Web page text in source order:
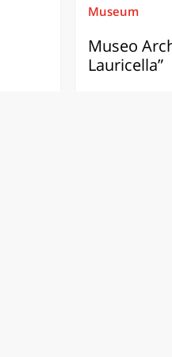
Museum
Museo
Lauricella”